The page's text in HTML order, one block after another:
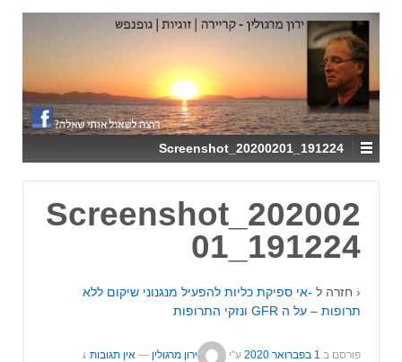
↓
SKIP
TO
MAIN
CONTENT
Screenshot_20200201_191224
Screenshot_202002
01_191224
‹ חזרה ל -אי ספיקת כליות להפעיל מנגנוני שיקום ללא
תרופות – על ה GFR ונזקי התרופות
פורסם ב 1 בפברואר 2020 ע"י ירון מרגולין — אין תגובות ↓